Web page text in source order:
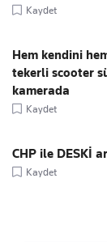
Kaydet
Hem kendini
tekerli scooter
kamerada
Kaydet
CHP ile DESKİ
Kaydet